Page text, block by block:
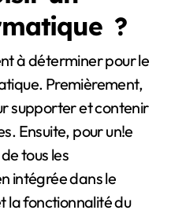
?
à déterminer pour le
Premièrement,
supporter et contenir
Ensuite, pour un!e
tous les
intégrée dans le
la fonctionnalité du